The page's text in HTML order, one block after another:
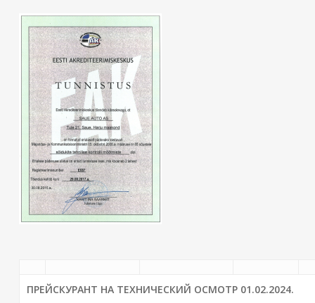
ПРЕЙСКУРАНТ НА ТЕХНИЧЕСКИЙ ОСМОТР 01.02.2024.